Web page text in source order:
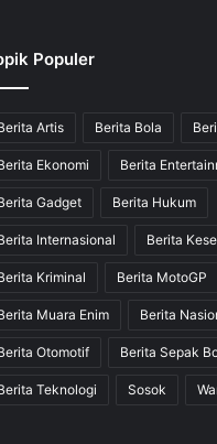
Populer
Artis Berita Bola
Ekonomi Berita
Gadget Berita Hukum
Internasional Berita
Kriminal Berita MotoGP
Muara Enim Berita
Otomotif Berita Sepak
Teknologi Sosok